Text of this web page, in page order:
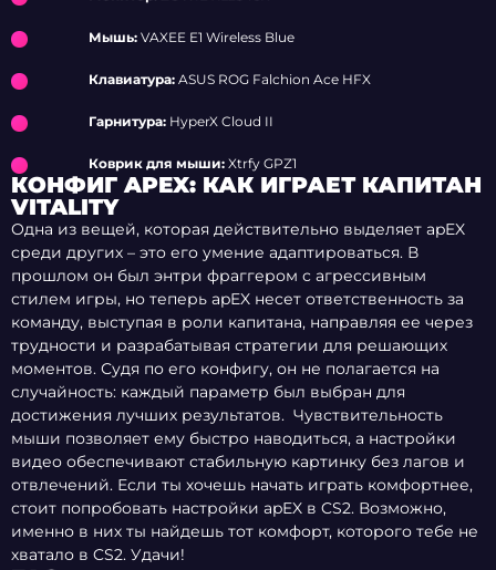
Мышь: VAXEE E1 Wireless Blue
Клавиатура: ASUS ROG Falchion Ace HFX
Гарнитура: HyperX Cloud II
Коврик для мыши: Xtrfy GPZ1
КОНФИГ APEX: КАК ИГРАЕТ КАПИТАН
VITALITY
Одна из вещей, которая действительно выделяет apEX
среди других – это его умение адаптироваться. В
прошлом он был энтри фраггером с агрессивным
стилем игры, но теперь apEX несет ответственность за
команду, выступая в роли капитана, направляя ее через
трудности и разрабатывая стратегии для решающих
моментов. Судя по его конфигу, он не полагается на
случайность: каждый параметр был выбран для
достижения лучших результатов. Чувствительность
мыши позволяет ему быстро наводиться, а настройки
видео обеспечивают стабильную картинку без лагов и
отвлечений. Если ты хочешь начать играть комфортнее,
стоит попробовать настройки apEX в CS2. Возможно,
именно в них ты найдешь тот комфорт, которого тебе не
хватало в CS2. Удачи!